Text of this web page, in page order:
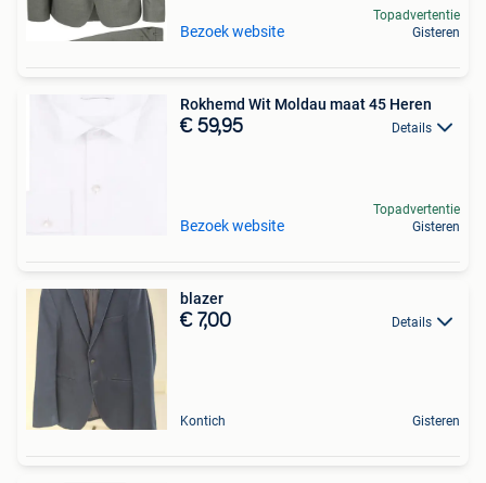
Bezoek website
Topadvertentie
Gisteren
Rokhemd Wit Moldau maat 45 Heren
€ 59,95 Details
Bezoek website
Topadvertentie
Gisteren
blazer
€ 7,00 Details
Kontich Gisteren